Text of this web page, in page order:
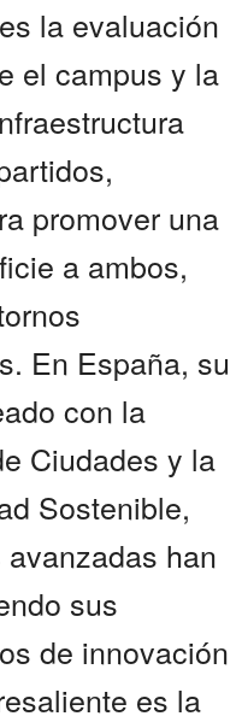
la evaluación
el campus y la
promover una
a ambos,
En España, su
con la
Ciudades y la
Sostenible,
han
sus
de innovación
es la